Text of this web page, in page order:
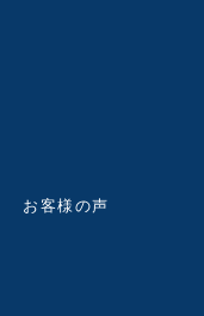
お客様の声